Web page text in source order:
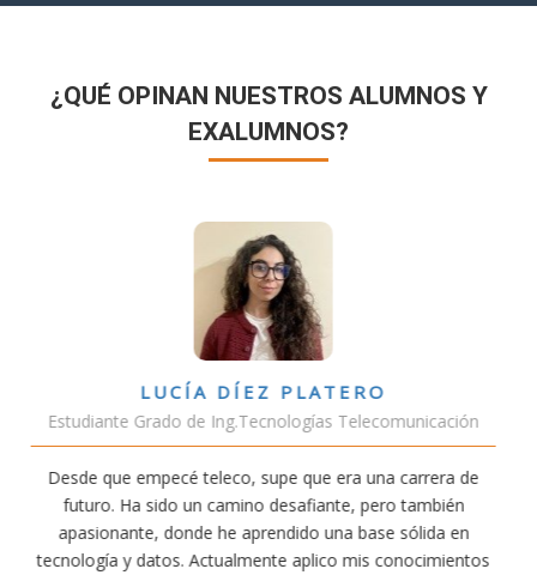
¿QUÉ OPINAN NUESTROS ALUMNOS Y
EXALUMNOS?
de
VÍCTOR SÁNCHEZ VALENCIA
Estudiante Doble Grado Teleco-ADE
Estudiar teleco me ha permitido comprender
conectividad afecta nuestra vida diaria. Aunque la
exige esfuerzo, he dedicado parte de mi tiempo a
actividades como el salvamento y socorrismo.